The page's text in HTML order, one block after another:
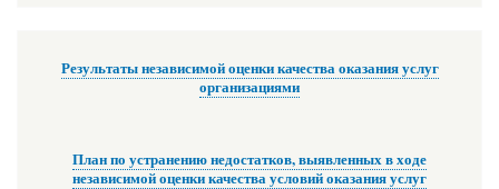
Результаты независимой оценки качества оказания услуг
организациями
План по устранению недостатков, выявленных в ходе
независимой оценки качества условий оказания услуг